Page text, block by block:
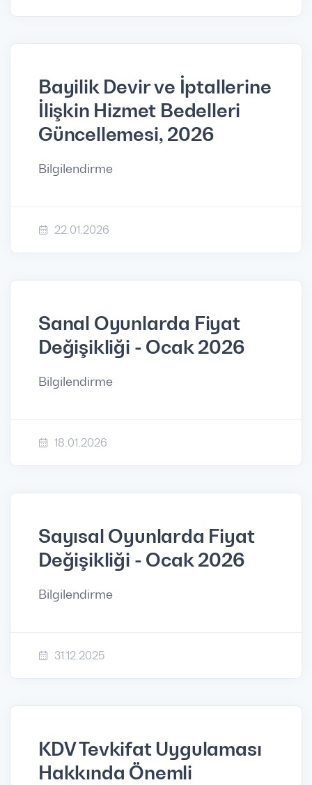
Bayilik Devir ve İptallerine
İlişkin Hizmet Bedelleri
Güncellemesi, 2026
Bilgilendirme
22.01.2026
Sanal Oyunlarda Fiyat
Değişikliği - Ocak 2026
Bilgilendirme
18.01.2026
Sayısal Oyunlarda Fiyat
Değişikliği - Ocak 2026
Bilgilendirme
31.12.2025
KDV Tevkifat Uygulaması
Hakkında Önemli